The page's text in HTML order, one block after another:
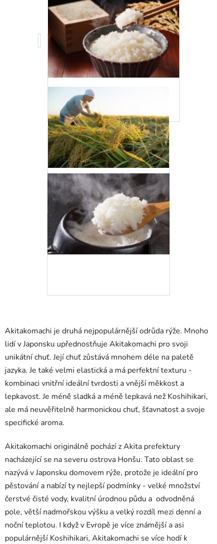
Akitakomachi je druhá nejpopulárnější odrůda rýže. Mnoho
lidí v Japonsku upřednostňuje Akitakomachi pro svoji
unikátní chuť. Její chuť zůstává mnohem déle na paletě
jazyka. Je také velmi elastická a má perfektní texturu -
kombinaci vnitřní ideální tvrdosti a vnější měkkost a
lepkavost. Je méně sladká a méně lepkavá než Koshihikari,
ale má neuvěřitelně harmonickou chuť, šťavnatost a svoje
specifické aroma.
Akitakomachi originálně pochází z Akita prefektury
nacházející se na severu ostrova Honšu. Tato oblast se
nazývá v Japonsku domovem rýže, protože je ideální pro
pěstování a nabízí ty nejlepší podmínky - velké množství
čerstvé čisté vody, kvalitní úrodnou půdu a odvodněná
pole, větší nadmořskou výšku a velký rozdíl mezi denní a
noční teplotou. I když v Evropě je více známější a asi
populárnější Koshihikari, Akitakomachi se více hodí k